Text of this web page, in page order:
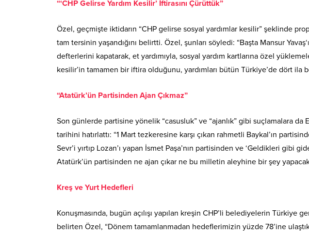
“‘CHP Gelirse Yardım Kesilir’ İftirasını Çürüttük”
Özel, geçmişte iktidarın “CHP gelirse sosyal yardımlar kesilir” şeklinde
tam tersinin yaşandığını belirtti. Özel, şunları söyledi: “Başta Mansur
defterlerini kapatarak, et yardımıyla, sosyal yardım kartlarına özel
kesilir’in tamamen bir iftira olduğunu, yardımları bütün Türkiye’de dört ila
“Atatürk’ün Partisinden Ajan Çıkmaz”
Son günlerde partisine yönelik “casusluk” ve “ajanlık” gibi suçlamalara da
tarihini hatırlattı: “1 Mart tezkeresine karşı çıkan rahmetli Baykal’ın
Sevr’i yırtıp Lozan’ı yapan İsmet Paşa’nın partisinden ve ‘Geldikleri gibi
Atatürk’ün partisinden ne ajan çıkar ne bu milletin aleyhine bir şey yapacak
Kreş ve Yurt Hedefleri
Konuşmasında, bugün açılışı yapılan kreşin CHP’li belediyelerin Türkiye
belirten Özel, “Dönem tamamlanmadan hedeflerimizin yüzde 78’ine